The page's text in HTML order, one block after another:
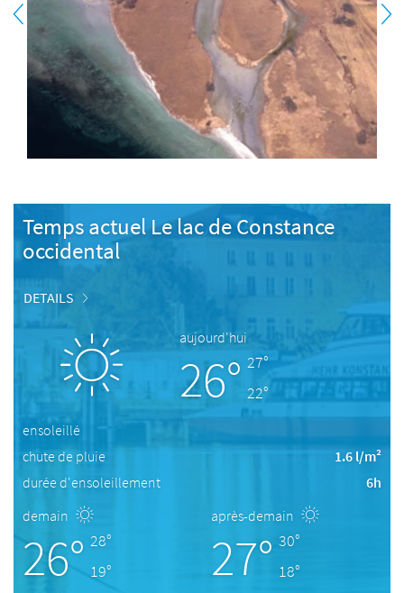
Temps actuel Le lac de Constance
occidental
DETAILS
aujourd'hui
26° 27°
22°
ensoleillé
chute de pluie
1.6 l/m²
durée d'ensoleillement
6h
demain
26° 28°
19°
après-demain
27° 30°
18°